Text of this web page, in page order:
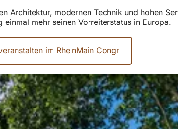
Architektur, modernen Technik und hohen
einmal mehr seinen Vorreiterstatus in Europa.
im RheinMain Congr